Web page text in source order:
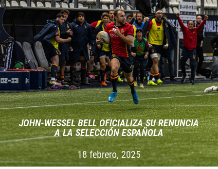
JOHN-WESSEL BELL OFICIALIZA SU RENUNCIA
A LA SELECCIÓN ESPAÑOLA
18 febrero, 2025